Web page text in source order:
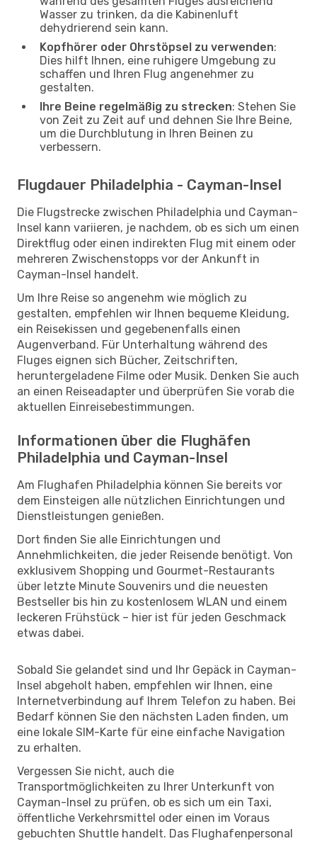
Wasser zu trinken, da die Kabinenluft
dehydrierend sein kann.
Kopfhörer oder Ohrstöpsel zu verwenden:
Dies hilft Ihnen, eine ruhigere Umgebung zu
schaffen und Ihren Flug angenehmer zu
gestalten.
Ihre Beine regelmäßig zu strecken: Stehen Sie
von Zeit zu Zeit auf und dehnen Sie Ihre Beine,
um die Durchblutung in Ihren Beinen zu
verbessern.
Flugdauer Philadelphia - Cayman-Insel
Die Flugstrecke zwischen Philadelphia und Cayman-
Insel kann variieren, je nachdem, ob es sich um einen
Direktflug oder einen indirekten Flug mit einem oder
mehreren Zwischenstopps vor der Ankunft in
Cayman-Insel handelt.
Um Ihre Reise so angenehm wie möglich zu
gestalten, empfehlen wir Ihnen bequeme Kleidung,
ein Reisekissen und gegebenenfalls einen
Augenverband. Für Unterhaltung während des
Fluges eignen sich Bücher, Zeitschriften,
heruntergeladene Filme oder Musik. Denken Sie auch
an einen Reiseadapter und überprüfen Sie vorab die
aktuellen Einreisebestimmungen.
Informationen über die Flughäfen
Philadelphia und Cayman-Insel
Am Flughafen Philadelphia können Sie bereits vor
dem Einsteigen alle nützlichen Einrichtungen und
Dienstleistungen genießen.
Dort finden Sie alle Einrichtungen und
Annehmlichkeiten, die jeder Reisende benötigt. Von
exklusivem Shopping und Gourmet-Restaurants
über letzte Minute Souvenirs und die neuesten
Bestseller bis hin zu kostenlosem WLAN und einem
leckeren Frühstück – hier ist für jeden Geschmack
etwas dabei.
Sobald Sie gelandet sind und Ihr Gepäck in Cayman-
Insel abgeholt haben, empfehlen wir Ihnen, eine
Internetverbindung auf Ihrem Telefon zu haben. Bei
Bedarf können Sie den nächsten Laden finden, um
eine lokale SIM-Karte für eine einfache Navigation
zu erhalten.
Vergessen Sie nicht, auch die
Transportmöglichkeiten zu Ihrer Unterkunft von
Cayman-Insel zu prüfen, ob es sich um ein Taxi,
öffentliche Verkehrsmittel oder einen im Voraus
gebuchten Shuttle handelt. Das Flughafenpersonal